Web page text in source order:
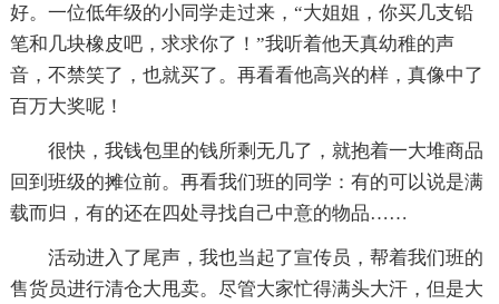
好。一位低年级的小同学走过来，“大姐姐，你买几支铅
笔和几块橡皮吧，求求你了！”我听着他天真幼稚的声
音，不禁笑了，也就买了。再看看他高兴的样，真像中了
百万大奖呢！
很快，我钱包里的钱所剩无几了，就抱着一大堆商品
回到班级的摊位前。再看我们班的同学：有的可以说是满
载而归，有的还在四处寻找自己中意的物品……
活动进入了尾声，我也当起了宣传员，帮着我们班的
售货员进行清仓大甩卖。尽管大家忙得满头大汗，但是大